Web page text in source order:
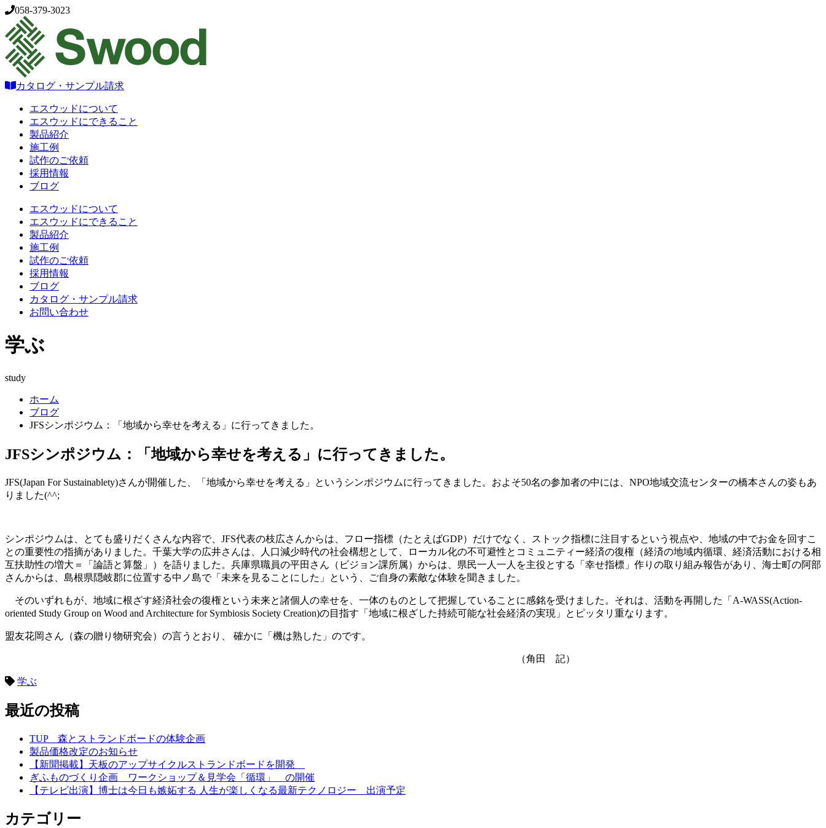
058-379-3023
カタログ・サンプル請求
エスウッドについて
エスウッドにできること
製品紹介
施工例
試作のご依頼
採用情報
ブログ
エスウッドについて
エスウッドにできること
製品紹介
施工例
試作のご依頼
採用情報
ブログ
カタログ・サンプル請求
お問い合わせ
学ぶ
study
ホーム
ブログ
JFSシンポジウム：「地域から幸せを考える」に行ってきました。
JFSシンポジウム：「地域から幸せを考える」に行ってきました。
JFS(Japan For Sustainablety)さんが開催した、「地域から幸せを考える」というシンポジウムに行ってきました。およそ50名の参加者の中には、NPO地域交流センターの橋本さんの姿もあ
りました(^^;
シンポジウムは、とても盛りだくさんな内容で、JFS代表の枝広さんからは、フロー指標（たとえばGDP）だけでなく、ストック指標に注目するという視点や、地域の中でお金を回すこ
との重要性の指摘がありました。千葉大学の広井さんは、人口減少時代の社会構想として、ローカル化の不可避性とコミュニティー経済の復権（経済の地域内循環、経済活動における相
互扶助性の増大＝「論語と算盤」）を語りました。兵庫県職員の平田さん（ビジョン課所属）からは、県民一人一人を主役とする「幸せ指標」作りの取り組み報告があり、海士町の阿部
さんからは、島根県隠岐郡に位置する中ノ島で「未来を見ることにした」という、ご自身の素敵な体験を聞きました。
そのいずれもが、地域に根ざす経済社会の復権という未来と諸個人の幸せを、一体のものとして把握していることに感銘を受けました。それは、活動を再開した「A-WASS(Action-
oriented Study Group on Wood and Architecture for Symbiosis Society Creation)の目指す「地域に根ざした持続可能な社会経済の実現」とピッタリ重なります。
盟友花岡さん（森の贈り物研究会）の言うとおり、 確かに「機は熟した」のです。
（角田 記）
学ぶ
最近の投稿
TUP 森とストランドボードの体験企画
製品価格改定のお知らせ
【新聞掲載】天板のアップサイクルストランドボードを開発
ぎふものづくり企画 ワークショップ＆見学会「循環」 の開催
【テレビ出演】博士は今日も嫉妬する 人生が楽しくなる最新テクノロジー 出演予定
カテゴリー